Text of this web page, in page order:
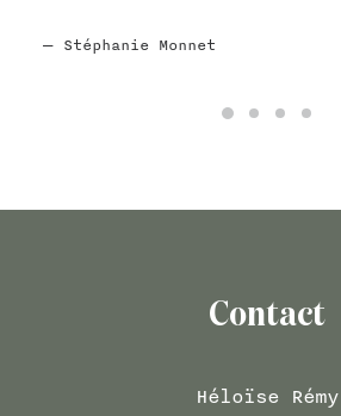
Stéphanie Monnet
Contact
Héloïse Rémy